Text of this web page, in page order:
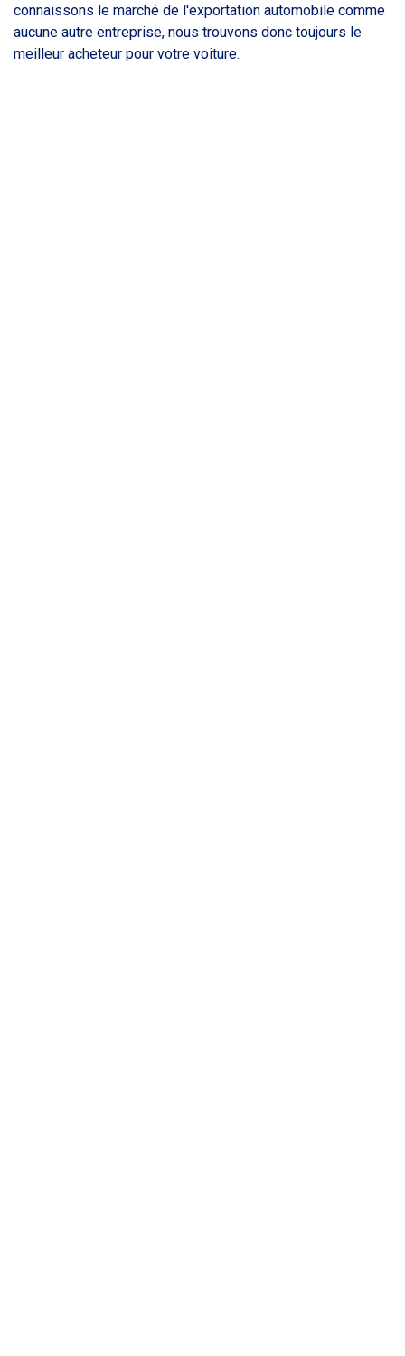
connaissons le marché de l'exportation automobile comme
aucune autre entreprise, nous trouvons donc toujours le
meilleur acheteur pour votre voiture.